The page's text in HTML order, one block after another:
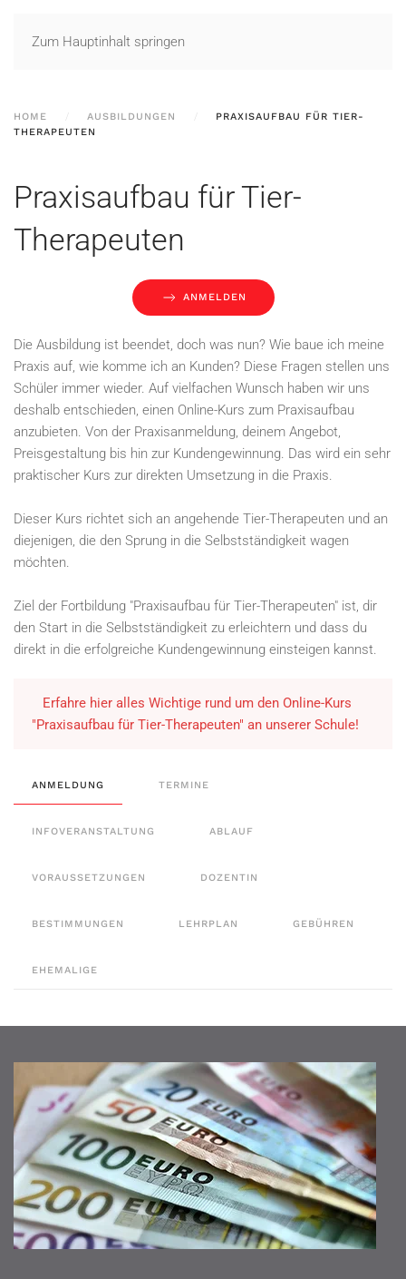
Zum Hauptinhalt springen
HOME AUSBILDUNGEN
PRAXISAUFBAU FÜR TIER-
THERAPEUTEN
Praxisaufbau für Tier-
Therapeuten
ANMELDEN
Die Ausbildung ist beendet, doch was nun? Wie baue ich meine
Praxis auf, wie komme ich an Kunden? Diese Fragen stellen uns
Schüler immer wieder. Auf vielfachen Wunsch haben wir uns
deshalb entschieden, einen Online-Kurs zum Praxisaufbau
anzubieten. Von der Praxisanmeldung, deinem Angebot,
Preisgestaltung bis hin zur Kundengewinnung. Das wird ein sehr
praktischer Kurs zur direkten Umsetzung in die Praxis.
Dieser Kurs richtet sich an angehende Tier-Therapeuten und an
diejenigen, die den Sprung in die Selbstständigkeit wagen
möchten.
Ziel der Fortbildung "Praxisaufbau für Tier-Therapeuten" ist, dir
den Start in die Selbstständigkeit zu erleichtern und dass du
direkt in die erfolgreiche Kundengewinnung einsteigen kannst.
Erfahre hier alles Wichtige rund um den Online-Kurs
"Praxisaufbau für Tier-Therapeuten" an unserer Schule!
ANMELDUNG TERMINE
INFOVERANSTALTUNG ABLAUF
VORAUSSETZUNGEN DOZENTIN
BESTIMMUNGEN LEHRPLAN GEBÜHREN
EHEMALIGE